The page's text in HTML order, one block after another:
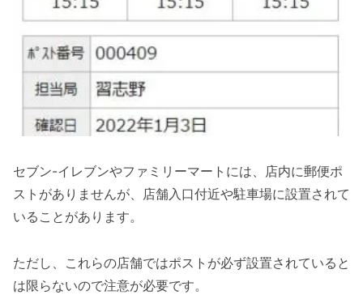
セブン-イレブンやファミリーマートには、店内に郵便ポ
ストがありませんが、店舗入口付近や駐車場に設置されて
いることがあります。
ただし、これらの店舗ではポストが必ず設置されていると
は限らないので注意が必要です。